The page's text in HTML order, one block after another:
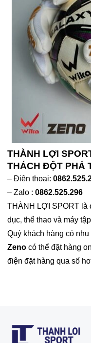
THÀNH LỢI
THÁCH ĐỘT PHÁ
– Điện thoại:
– Zalo : 0862.525.296
THÀNH LỢI SPORT là
dục, thể thao và máy
Quý khách hàng có nhu
Zeno có thể đặt hàng
điện đặt hàng qua số